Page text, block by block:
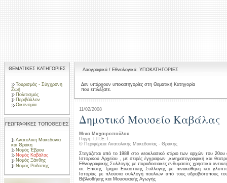
ΘΕΜΑΤΙΚΕΣ ΚΑΤΗΓΟΡΙΕΣ
Τουρισμός - Σύγχρονη
Ζωή
Πολιτισμός
Περιβάλλον
Οικονομία
ΓΕΩΓΡΑΦΙΚΕΣ ΤΟΠΟΘΕΣΙΕΣ
Ανατολική Μακεδονία
και Θράκη
Νομός Έβρου
Νομός Καβάλας
Νομός Ξάνθης
Νομός Ροδόπης
Λαογραφικά / Εθνολογικά: ΥΠΟΚΑΤΗΓΟΡΙΕΣ
Δεν υπάρχουν υποκατηγορίες στη Θεματική Κατηγορία
που επιλέξατε.
11/02/2008
Δημοτικό Μουσείο Καβάλας
Μινα Μαχαιροπούλου
Πηγή: Ι.Π.Ε.Τ.
© Περιφέρεια Ανατολικής Μακεδονίας - Θράκης
Στεγάζεται από το 1988 στο νεοκλασικό κτίριο των αρχών του 20ου
Ιστορικού Αρχείου , με σειρές έγγραφων ,κινηματογραφική και
Εθνογραφικής Συλλογής με παραδοσιακές ενδυμασίες χρηστικά
αι. Επίσης Τμήμα Εικαστικής Συλλογής με πινακοθήκη και
Ιστορίας με πλούσια συλλογή πουλιών από τους υδροβιότοπους
Βιβλιοθήκης και Μουσειακής Αγωγής